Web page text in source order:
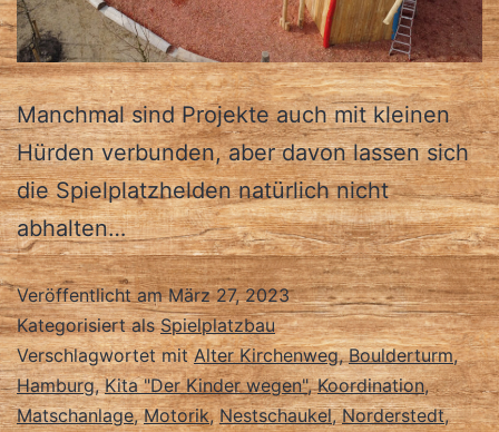
Manchmal sind Projekte auch mit kleinen
Hürden verbunden, aber davon lassen sich
die Spielplatzhelden natürlich nicht
abhalten…
Veröffentlicht amMärz 27, 2023
Kategorisiert alsSpielplatzbau
Verschlagwortet mitAlter Kirchenweg,Boulderturm,
Hamburg,Kita "Der Kinder wegen",Koordination,
Matschanlage,Motorik,Nestschaukel,Norderstedt,